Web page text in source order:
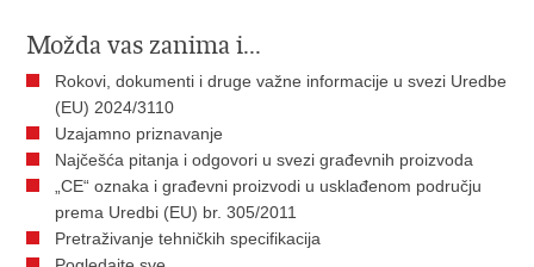
Možda vas zanima i...
Rokovi, dokumenti i druge važne informacije u svezi Uredbe
(EU) 2024/3110
Uzajamno priznavanje
Najčešća pitanja i odgovori u svezi građevnih proizvoda
„CE“ oznaka i građevni proizvodi u usklađenom području
prema Uredbi (EU) br. 305/2011
Pretraživanje tehničkih specifikacija